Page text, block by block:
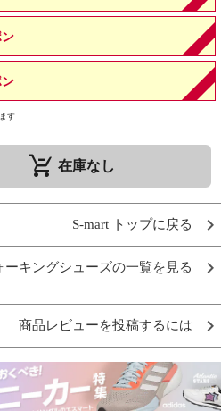
す
remove_shopping_cart 在庫なし
S-mart トップに戻る
ーキングシューズの一覧を見る
商品レビューを投稿するには